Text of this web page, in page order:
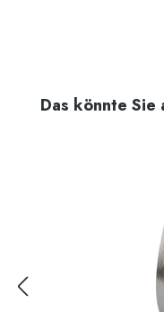
Produktgalerie
Das könnte Sie